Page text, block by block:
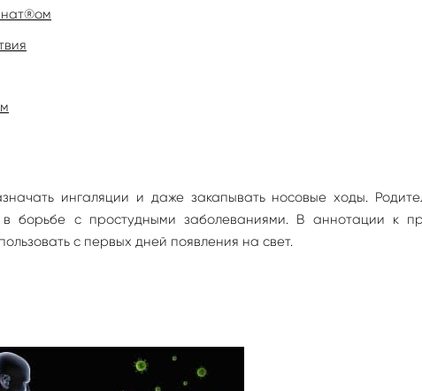
ингаляции и даже закапывать носовые ходы.
борьбе с простудными заболеваниями. В аннотации к
с первых дней появления на свет.